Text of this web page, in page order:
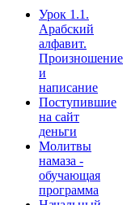
Урок 1.1.
Арабский
алфавит.
Произношение
и
написание
Поступившие
на сайт
деньги
Молитвы
намаза -
обучающая
программа